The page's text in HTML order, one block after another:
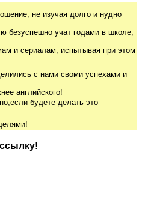
не изучая долго и нудно
безуспешно учат годами в школе,
и сериалам, испытывая при этом
с нами своми успехами и
английского!
будете делать это